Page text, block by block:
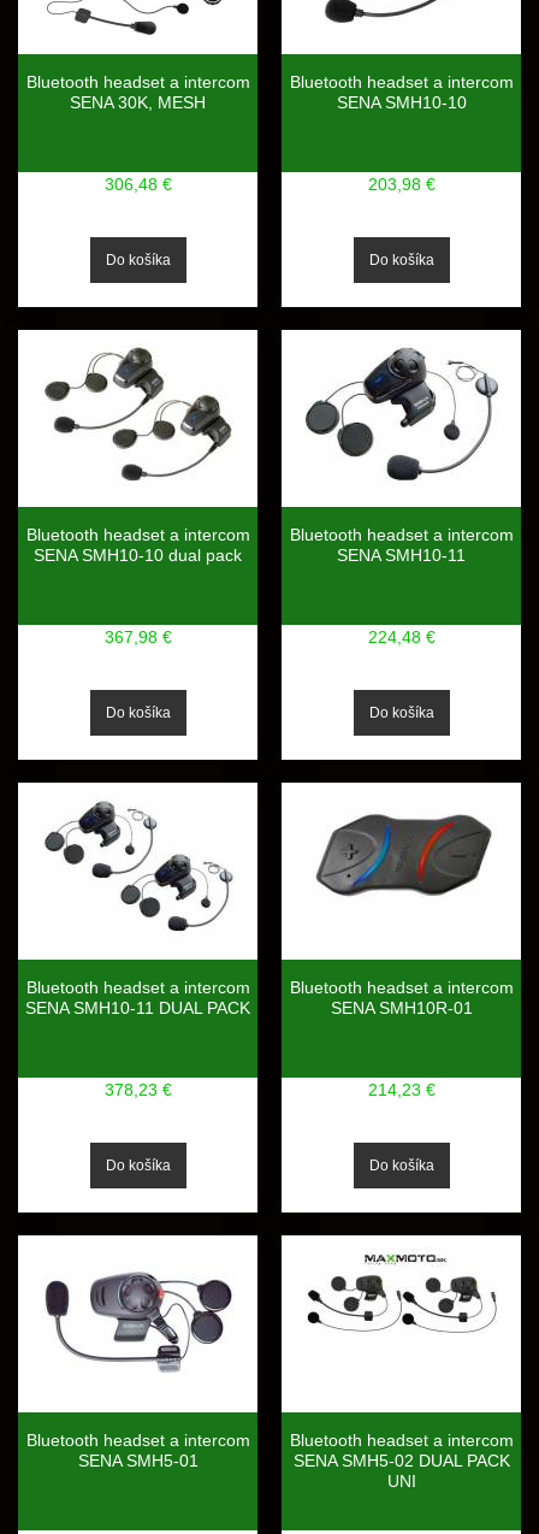
Bluetooth headset a intercom
SENA 30K, MESH
306,48 €
Bluetooth headset a intercom
SENA SMH10-10
203,98 €
Bluetooth headset a intercom
SENA SMH10-10 dual pack
367,98 €
Bluetooth headset a intercom
SENA SMH10-11
224,48 €
Bluetooth headset a intercom
SENA SMH10-11 DUAL PACK
378,23 €
Bluetooth headset a intercom
SENA SMH10R-01
214,23 €
Bluetooth headset a intercom
SENA SMH5-01
Bluetooth headset a intercom
SENA SMH5-02 DUAL PACK
UNI